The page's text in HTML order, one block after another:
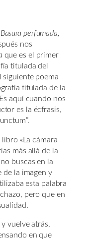
Basura perfumada,
nos
que es el primer
titulada del
siguiente poema
titulada de la
Es aquí cuando nos
es la écfrasis,
«La cámara
más allá de la
buscas en la
de la imagen y
esta palabra
pero que en
vuelve atrás,
en que